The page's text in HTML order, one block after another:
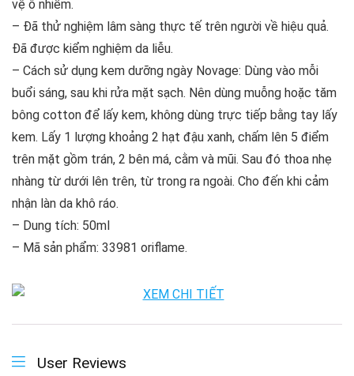
vệ ô nhiễm.
– Đã thử nghiệm lâm sàng thực tế trên người về hiệu quả.
Đã được kiểm nghiệm da liễu.
– Cách sử dụng kem dưỡng ngày Novage: Dùng vào mỗi
buổi sáng, sau khi rửa mặt sạch. Nên dùng muỗng hoặc tăm
bông cotton để lấy kem, không dùng trực tiếp bằng tay lấy
kem. Lấy 1 lượng khoảng 2 hạt đậu xanh, chấm lên 5 điểm
trên mặt gồm trán, 2 bên má, cằm và mũi. Sau đó thoa nhẹ
nhàng từ dưới lên trên, từ trong ra ngoài. Cho đến khi cảm
nhận làn da khô ráo.
– Dung tích: 50ml
– Mã sản phẩm: 33981 oriflame.
User Reviews